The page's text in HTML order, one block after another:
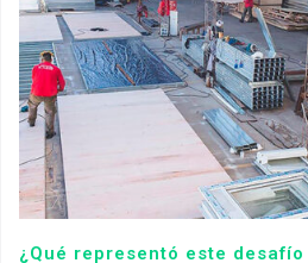
¿Qué representó este